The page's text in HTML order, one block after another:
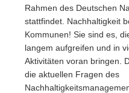
Rahmen des Deutschen
stattfindet. Nachhaltigkeit
Kommunen! Sie sind es,
langem aufgreifen und in
Aktivitäten voran bringen.
die aktuellen Fragen des